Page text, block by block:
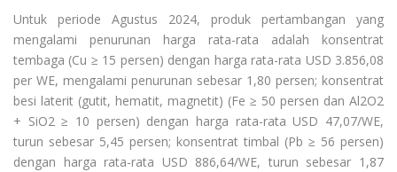
Untuk periode Agustus 2024, produk pertambangan yang
mengalami penurunan harga rata-rata adalah konsentrat
tembaga (Cu ≥ 15 persen) dengan harga rata-rata USD 3.856,08
per WE, mengalami penurunan sebesar 1,80 persen; konsentrat
besi laterit (gutit, hematit, magnetit) (Fe ≥ 50 persen dan Al2O2
+ SiO2 ≥ 10 persen) dengan harga rata-rata USD 47,07/WE,
turun sebesar 5,45 persen; konsentrat timbal (Pb ≥ 56 persen)
dengan harga rata-rata USD 886,64/WE, turun sebesar 1,87